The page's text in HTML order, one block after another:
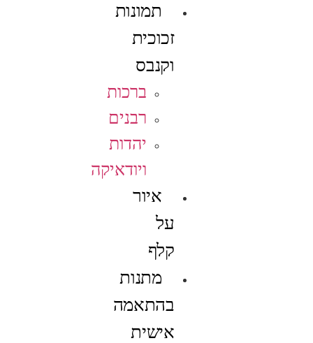
תמונות
זכוכית
וקנבס
ברכות
רבנים
יהדות
ויודאיקה
איור
על
קלף
מתנות
בהתאמה
אישית